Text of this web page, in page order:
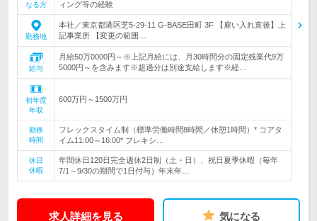
なる方 ィング等の経験
勤務地
本社／東京都港区芝5-29-11 G-BASE田町 3F 【雇い入れ直後】上
記事業所 【変更の範囲…
給与
月給50万0000円～※上記月給には、月30時間分の固定残業代9万
5000円～を含みます※超過分は別途支給します※経…
初年度
年収
600万円～1500万円
勤務
時間
フレックスタイム制（標準労働時間8時間／休憩1時間）* コアタ
イム11:00～16:00* フレキシ…
休日
休暇
年間休日120日完全週休2日制（土・日）、祝日夏季休暇（毎年
7/1～9/30の期間で1日付与）年末年…
求人詳細を見る 気になる